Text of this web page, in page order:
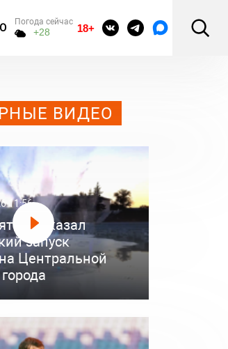
Погода сейчас
+28 18+
ВИДЕО
11:56
показал
запуск
Центральной